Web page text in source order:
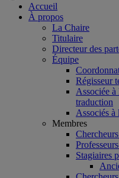
Accueil
À propos
La Chaire
Titulaire
Directeur des
Équipe
Régisseur
Associée
traduction
Associés
Membres
Stagiaires